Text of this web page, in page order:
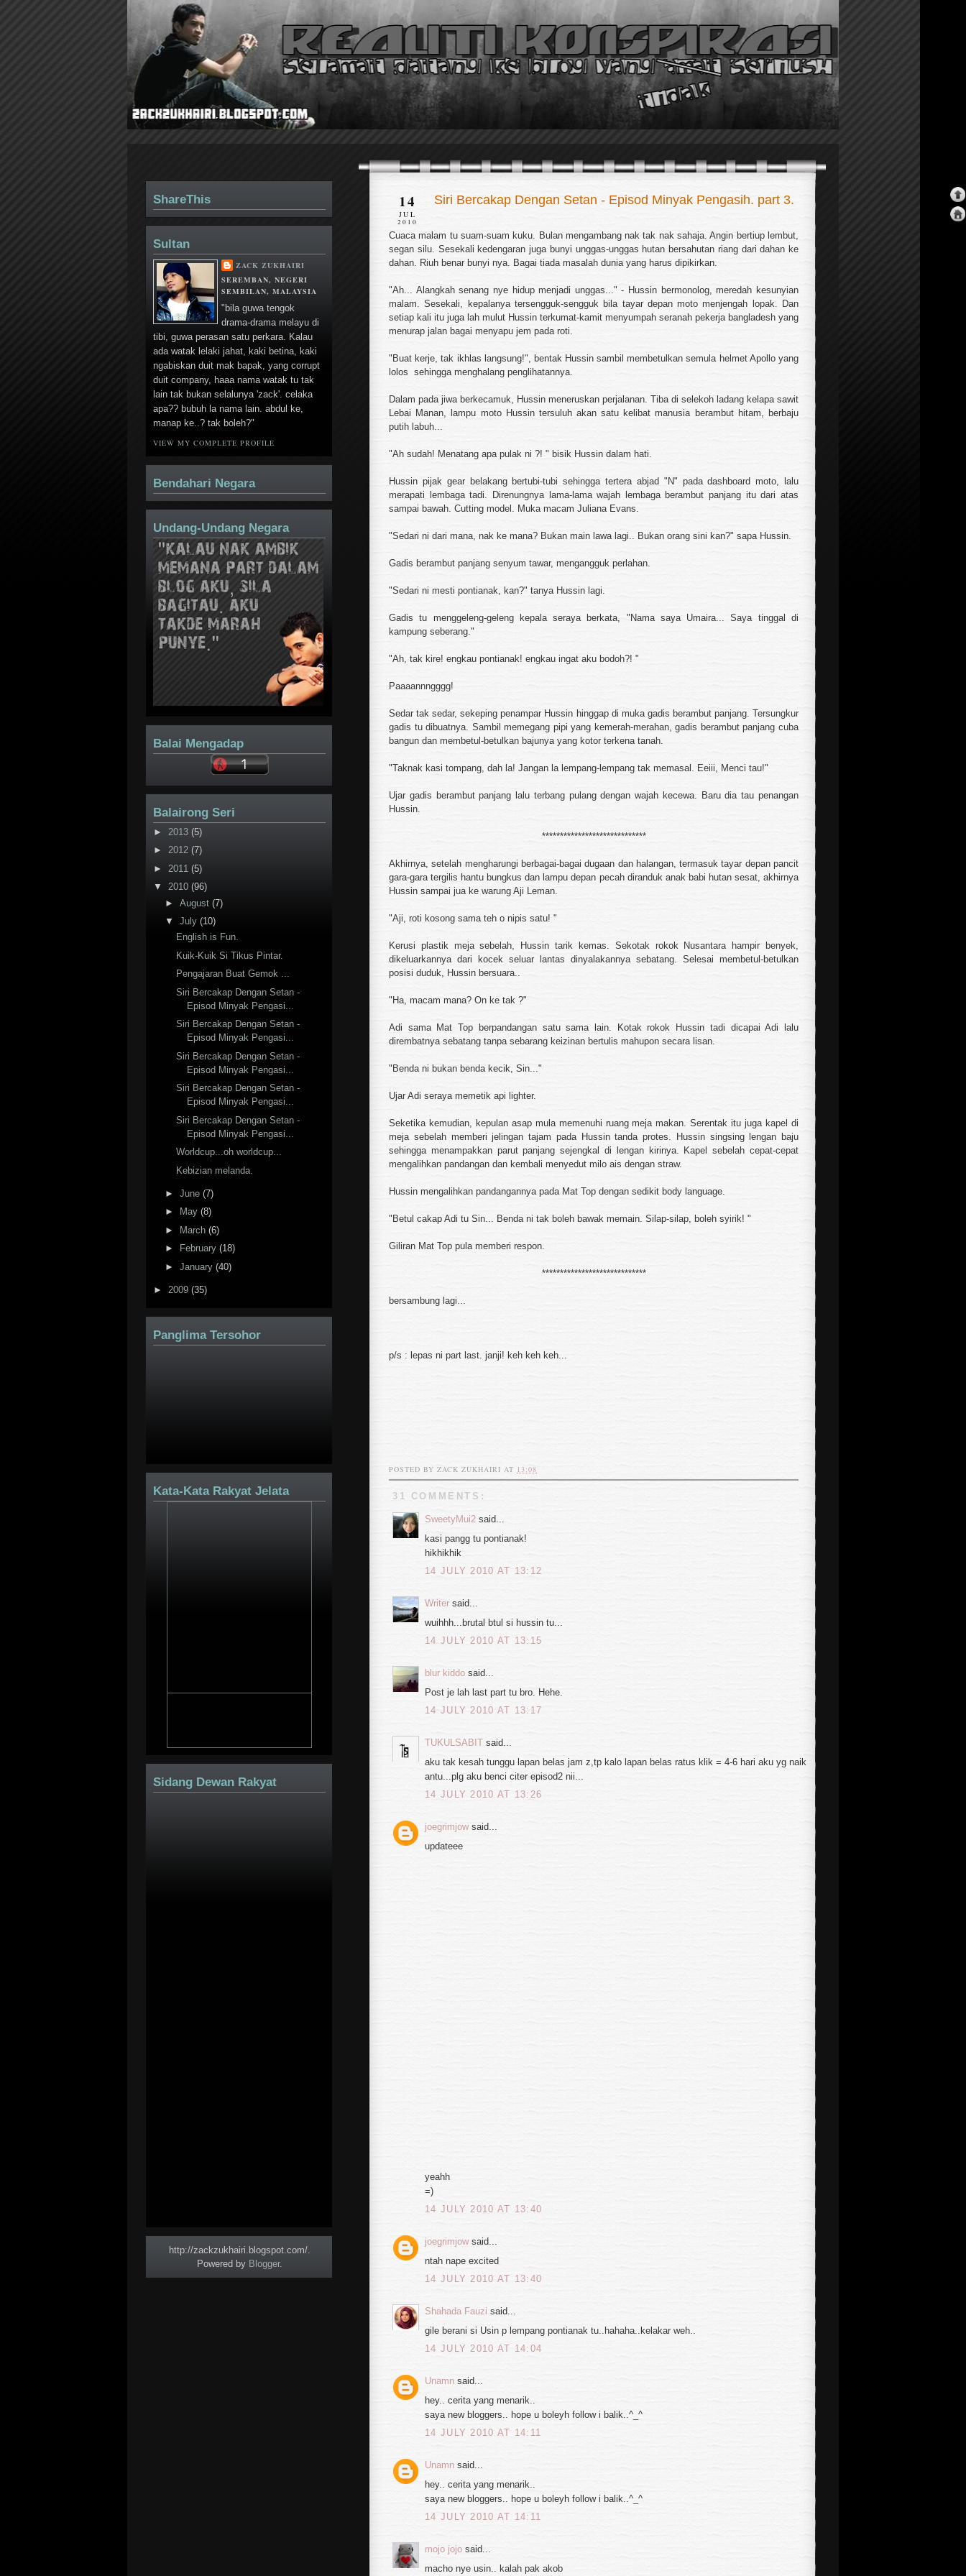
REALITI KONSPIRASI
14
JUL
2010
Siri Bercakap Dengan Setan - Episod Minyak Pengasih. part 3.
Cuaca malam tu suam-suam kuku. Bulan mengambang nak tak nak sahaja. Angin bertiup lembut,
segan silu. Sesekali kedengaran juga bunyi unggas-unggas hutan bersahutan riang dari dahan ke
dahan. Riuh benar bunyi nya. Bagai tiada masalah dunia yang harus dipikirkan.
"Ah... Alangkah senang nye hidup menjadi unggas..." - Hussin bermonolog, meredah kesunyian
malam. Sesekali, kepalanya tersengguk-sengguk bila tayar depan moto menjengah lopak. Dan
setiap kali itu juga lah mulut Hussin terkumat-kamit menyumpah seranah pekerja bangladesh yang
menurap jalan bagai menyapu jem pada roti.
"Buat kerje, tak ikhlas langsung!", bentak Hussin sambil membetulkan semula helmet Apollo yang
lolos sehingga menghalang penglihatannya.
Dalam pada jiwa berkecamuk, Hussin meneruskan perjalanan. Tiba di selekoh ladang kelapa sawit
Lebai Manan, lampu moto Hussin tersuluh akan satu kelibat manusia berambut hitam, berbaju
putih labuh...
"Ah sudah! Menatang apa pulak ni ?! " bisik Hussin dalam hati.
Hussin pijak gear belakang bertubi-tubi sehingga tertera abjad "N" pada dashboard moto, lalu
merapati lembaga tadi. Direnungnya lama-lama wajah lembaga berambut panjang itu dari atas
sampai bawah. Cutting model. Muka macam Juliana Evans.
"Sedari ni dari mana, nak ke mana? Bukan main lawa lagi.. Bukan orang sini kan?" sapa Hussin.
Gadis berambut panjang senyum tawar, mengangguk perlahan.
"Sedari ni mesti pontianak, kan?" tanya Hussin lagi.
Gadis tu menggeleng-geleng kepala seraya berkata, "Nama saya Umaira... Saya tinggal di
kampung seberang."
"Ah, tak kire! engkau pontianak! engkau ingat aku bodoh?! "
Paaaannngggg!
Sedar tak sedar, sekeping penampar Hussin hinggap di muka gadis berambut panjang. Tersungkur
gadis tu dibuatnya. Sambil memegang pipi yang kemerah-merahan, gadis berambut panjang cuba
bangun dan membetul-betulkan bajunya yang kotor terkena tanah.
"Taknak kasi tompang, dah la! Jangan la lempang-lempang tak memasal. Eeiii, Menci tau!"
Ujar gadis berambut panjang lalu terbang pulang dengan wajah kecewa. Baru dia tau penangan
Hussin.
*****************************
Akhirnya, setelah mengharungi berbagai-bagai dugaan dan halangan, termasuk tayar depan pancit
gara-gara tergilis hantu bungkus dan lampu depan pecah diranduk anak babi hutan sesat, akhirnya
Hussin sampai jua ke warung Aji Leman.
"Aji, roti kosong sama teh o nipis satu! "
Kerusi plastik meja sebelah, Hussin tarik kemas. Sekotak rokok Nusantara hampir benyek,
dikeluarkannya dari kocek seluar lantas dinyalakannya sebatang. Selesai membetul-betulkan
posisi duduk, Hussin bersuara..
"Ha, macam mana? On ke tak ?"
Adi sama Mat Top berpandangan satu sama lain. Kotak rokok Hussin tadi dicapai Adi lalu
dirembatnya sebatang tanpa sebarang keizinan bertulis mahupon secara lisan.
"Benda ni bukan benda kecik, Sin..."
Ujar Adi seraya memetik api lighter.
Seketika kemudian, kepulan asap mula memenuhi ruang meja makan. Serentak itu juga kapel di
meja sebelah memberi jelingan tajam pada Hussin tanda protes. Hussin singsing lengan baju
sehingga menampakkan parut panjang sejengkal di lengan kirinya. Kapel sebelah cepat-cepat
mengalihkan pandangan dan kembali menyedut milo ais dengan straw.
Hussin mengalihkan pandangannya pada Mat Top dengan sedikit body language.
"Betul cakap Adi tu Sin... Benda ni tak boleh bawak memain. Silap-silap, boleh syirik! "
Giliran Mat Top pula memberi respon.
*****************************
bersambung lagi...
p/s : lepas ni part last. janji! keh keh keh...
POSTED BYZACK ZUKHAIRI AT 13:08
31 COMMENTS:
SweetyMui2 said...
kasi pangg tu pontianak!
hikhikhik
14 JULY 2010 AT 13:12
Writer said...
wuihhh...brutal btul si hussin tu...
14 JULY 2010 AT 13:15
blur kiddo said...
Post je lah last part tu bro. Hehe.
14 JULY 2010 AT 13:17
TUKULSABIT said...
aku tak kesah tunggu lapan belas jam z,tp kalo lapan belas ratus klik = 4-6 hari aku yg naik
antu...plg aku benci citer episod2 nii...
14 JULY 2010 AT 13:26
joegrimjowsaid...
updateee
yeahh
=)
14 JULY 2010 AT 13:40
joegrimjowsaid...
ntah nape excited
14 JULY 2010 AT 13:40
Shahada Fauzi said...
gile berani si Usin p lempang pontianak tu..hahaha..kelakar weh..
14 JULY 2010 AT 14:04
Unamn said...
hey.. cerita yang menarik..
saya new bloggers.. hope u boleyh follow i balik..^_^
14 JULY 2010 AT 14:11
Unamn said...
hey.. cerita yang menarik..
saya new bloggers.. hope u boleyh follow i balik..^_^
14 JULY 2010 AT 14:11
mojo jojo said...
macho nye usin.. kalah pak akob
ShareThis
Sultan
ZACK ZUKHAIRI
SEREMBAN, NEGERI
SEMBILAN, MALAYSIA
"bila guwa tengok
drama-drama melayu di
tibi, guwa perasan satu perkara. Kalau
ada watak lelaki jahat, kaki betina, kaki
ngabiskan duit mak bapak, yang corrupt
duit company, haaa nama watak tu tak
lain tak bukan selalunya 'zack'. celaka
apa?? bubuh la nama lain. abdul ke,
manap ke..? tak boleh?"
VIEW MY COMPLETE PROFILE
Bendahari Negara
Undang-Undang Negara
Balai Mengadap
Balairong Seri
► 2013 (5)
► 2012 (7)
► 2011 (5)
▼ 2010 (96)
► August (7)
▼ July (10)
English is Fun.
Kuik-Kuik Si Tikus Pintar.
Pengajaran Buat Gemok ...
Siri Bercakap Dengan Setan -
Episod Minyak Pengasi...
Siri Bercakap Dengan Setan -
Episod Minyak Pengasi...
Siri Bercakap Dengan Setan -
Episod Minyak Pengasi...
Siri Bercakap Dengan Setan -
Episod Minyak Pengasi...
Siri Bercakap Dengan Setan -
Episod Minyak Pengasi...
Worldcup...oh worldcup...
Kebizian melanda.
► June (7)
►
May (8)
►
March (6)
►
February (18)
► January (40)
► 2009 (35)
Panglima Tersohor
Kata-Kata Rakyat Jelata
Sidang Dewan Rakyat
http://zackzukhairi.blogspot.com/.
Powered by Blogger.